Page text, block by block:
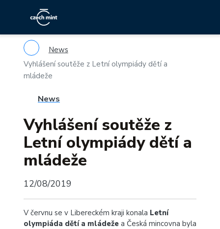
News
Vyhlášení soutěže z Letní olympiády dětí a
mládeže
News
Vyhlášení soutěže z
Letní olympiády dětí a
mládeže
12/08/2019
V červnu se v Libereckém kraji konala Letní
olympiáda dětí a mládeže a Česká mincovna byla